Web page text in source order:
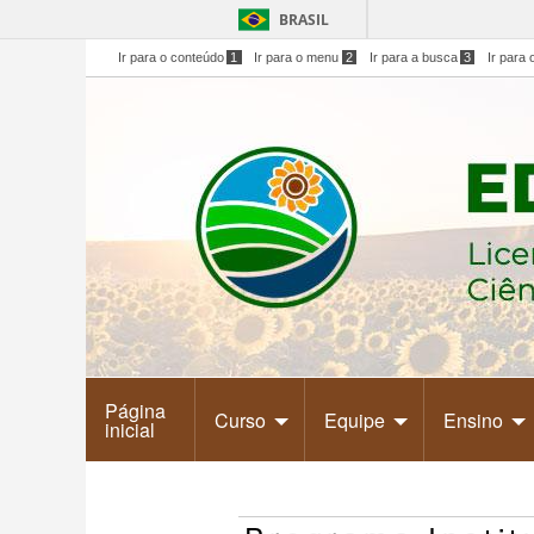
BRASIL
Ir para o conteúdo 1 Ir para o menu 2 Ir para a busca 3 Ir para
Página
inicial Curso Equipe Ensino